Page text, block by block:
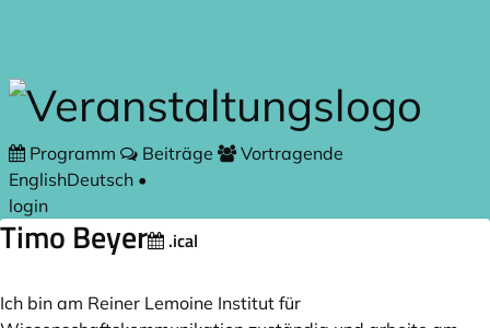
Programm Beiträge
Vortragende
EnglishDeutsch •
login
Timo Beyer .ical
Ich bin am Reiner Lemoine Institut für